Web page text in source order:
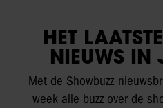
HET
NIEUWS IN
Met de Showbuzz-
week alle buzz over de